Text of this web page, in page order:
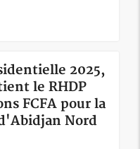
2025,
le RHDP
FCFA pour la
Nord